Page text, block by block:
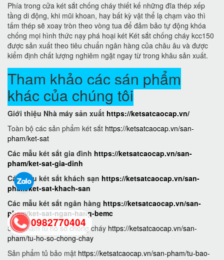
Phía trong cửa két sắt chống cháy thiết kế những đĩa thép xếp
tầng di động, khi mũi khoan, hay bất kỳ vật thể lạ chạm vào thì
tấm thép sẽ xoay tròn theo vòng tua để đảm bảo tự động khóa
chống mọi hình thức nạy phá hoại két Két sắt chống cháy kcc150
được sản xuất theo tiêu chuẩn ngân hàng của châu âu và được
kiểm định chất lượng nghiêm ngặt ngay từ trong khâu sản xuất.
Tham khảo các sán phẩm
khác của chúng tôi
Giới thiệu Nhà máy sản xuất https://ketsatcaocap.vn/
Toàn bộ các sản phẩm két sắt https://ketsatcaocap.vn/san-
pham/ket-sat
Các mẫu két sắt gia đình https://ketsatcaocap.vn/san-
pham/ket-sat-gia-dinh
Các mẫu két sắt khách sạn https://ketsatcaocap.vn/san-
pham/ket-sat-khach-san
Các mẫu két sắt ngân hàng https://ketsatcaocap.vn/san-
pham/ket-sat-ngan-hang-bemc
Sản phẩm tủ hồ sơ chống cháy https://ketsatcaocap.vn/san-
pham/tu-ho-so-chong-chay
Sản phẩm tủ bảo mật https://ketsatcaocap.vn/san-pham/tu-bao-
0982770404
back